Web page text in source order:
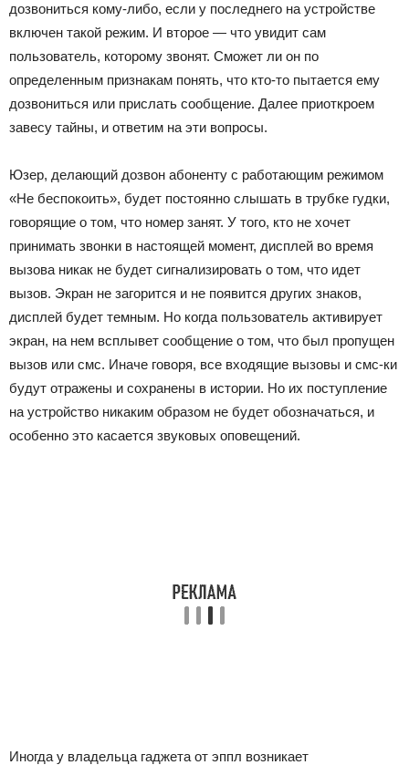
дозвониться кому-либо, если у последнего на устройстве
включен такой режим. И второе — что увидит сам
пользователь, которому звонят. Сможет ли он по
определенным признакам понять, что кто-то пытается ему
дозвониться или прислать сообщение. Далее приоткроем
завесу тайны, и ответим на эти вопросы.
Юзер, делающий дозвон абоненту с работающим режимом
«Не беспокоить», будет постоянно слышать в трубке гудки,
говорящие о том, что номер занят. У того, кто не хочет
принимать звонки в настоящей момент, дисплей во время
вызова никак не будет сигнализировать о том, что идет
вызов. Экран не загорится и не появится других знаков,
дисплей будет темным. Но когда пользователь активирует
экран, на нем всплывет сообщение о том, что был пропущен
вызов или смс. Иначе говоря, все входящие вызовы и смс-ки
будут отражены и сохранены в истории. Но их поступление
на устройство никаким образом не будет обозначаться, и
особенно это касается звуковых оповещений.
Иногда у владельца гаджета от эппл возникает